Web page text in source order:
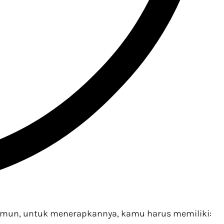
untuk menerapkannya, kamu harus memiliki: